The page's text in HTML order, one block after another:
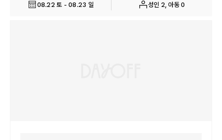
08.22 토 - 08.23 일 성인 2, 아동 0